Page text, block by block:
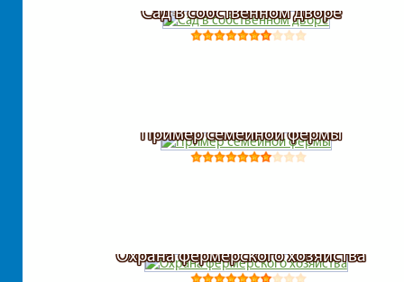
Сад в собственном дворе
Пример семейной фермы
Охрана фермерского хозяйства